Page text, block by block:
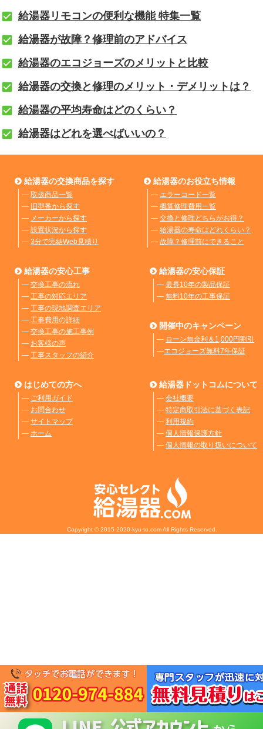
給湯器リモコンの便利な機能 特集一覧
給湯器が故障？修理前のアドバイス
給湯器のエコジョーズのメリットと比較
給湯器の交換と修理のメリット・デメリットは？
給湯器の平均寿命はどのくらい？
給湯器はどれを選べばいいの？
給湯器の交換商品を探す
― 取扱商品一覧
― 旧型番から探す
― メーカーから探す
― 設置状況から探す
― 3分で完結Web見積り
給湯器のお役立ち情報
― エラーコード一覧
― 概算修理費用一覧
― 交換と修理どちらがお得？
― 給湯器の寿命はどれくらい？
― 故障？修理前にできること
給湯器の安心工事
― 交換工事の流れ
― 工事の対応エリア
― 工事の現地調査エリア
― 工事費用の詳細
― 交換工事の施工事例
― お客様の声
― 工事スタッフの紹介
給湯器の安心保証
― 最長10年の製品保証
― 無料10年の工事保証
開催中のキャンペーン
― ローン無金利＆1,000円割引
―エコジョーズ無料7年保証
はじめての方へ
― ご利用ガイド
― お問合わせ
― サイトマップ
― ホーム
給湯器ドットコムについて
― 会社概要
― 特定商取引法に基づく表記
― 利用規約
― 個人情報保護方針
― 個人情報の取り扱いについて
Copyright © 2015-2020 kyu-to.com All Rights Reserved.